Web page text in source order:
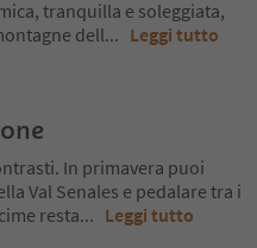
tranquilla e soleggiata,
dell... Leggi tutto
In primavera puoi
Val Senales e pedalare tra i
resta... Leggi tutto